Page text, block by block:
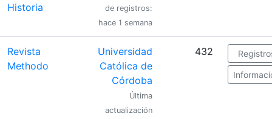
Historia
de registros:
hace 1 semana
Revista
Methodo
Universidad
Católica de
Córdoba
Última
actualización
432